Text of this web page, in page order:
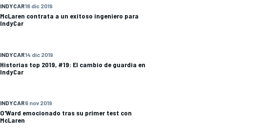
INDYCAR16 dic 2019
McLaren contrata a un exitoso ingeniero para
IndyCar
INDYCAR14 dic 2019
Historias top 2019, #19: El cambio de guardia en
IndyCar
INDYCAR6 nov 2019
O'Ward emocionado tras su primer test con
McLaren